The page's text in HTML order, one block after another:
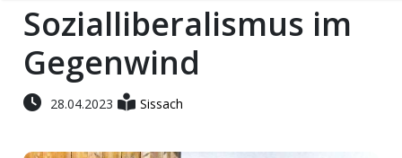
Immobilien
Veranstaltungen
Sozialliberalismus im
Gegenwind
28.04.2023 Sissach